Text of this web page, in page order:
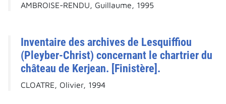
AMBROISE-RENDU, Guillaume, 1995
Inventaire des archives de Lesquiffiou
(Pleyber-Christ) concernant le chartrier du
château de Kerjean. [Finistère].
CLOATRE, Olivier, 1994